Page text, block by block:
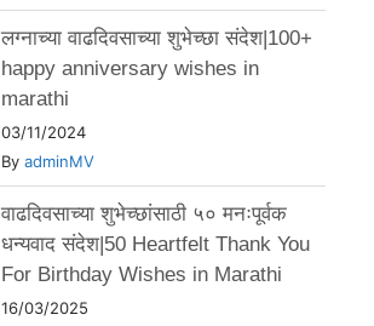
लग्नाच्या वाढदिवसाच्या शुभेच्छा संदेश|100+
happy anniversary wishes in
marathi
03/11/2024
By adminMV
वाढदिवसाच्या शुभेच्छांसाठी ५० मनःपूर्वक
धन्यवाद संदेश|50 Heartfelt Thank You
For Birthday Wishes in Marathi
16/03/2025